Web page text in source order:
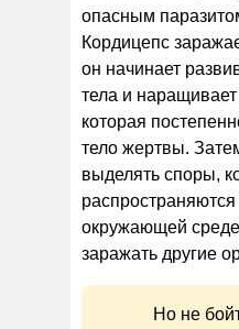
опасным
Кордицепс
он начинает
тела и наращивает
которая
тело жертвы.
выделять споры,
окружающей
заражать другие
Но не